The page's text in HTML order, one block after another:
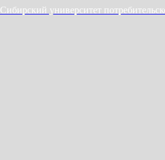
Сибирский университет